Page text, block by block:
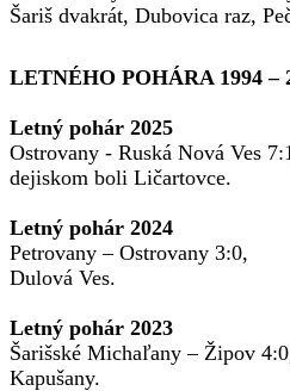
Šariš dvakrát, Dubovica raz,
LETNÉHO POHÁRA 1994 –
Letný pohár 2025
Ostrovany - Ruská Nová Ves
dejiskom boli Ličartovce.
Letný pohár 2024
Petrovany – Ostrovany 3:0,
Dulová Ves.
Letný pohár 2023
Šarišské Michaľany – Žipov
Kapušany.